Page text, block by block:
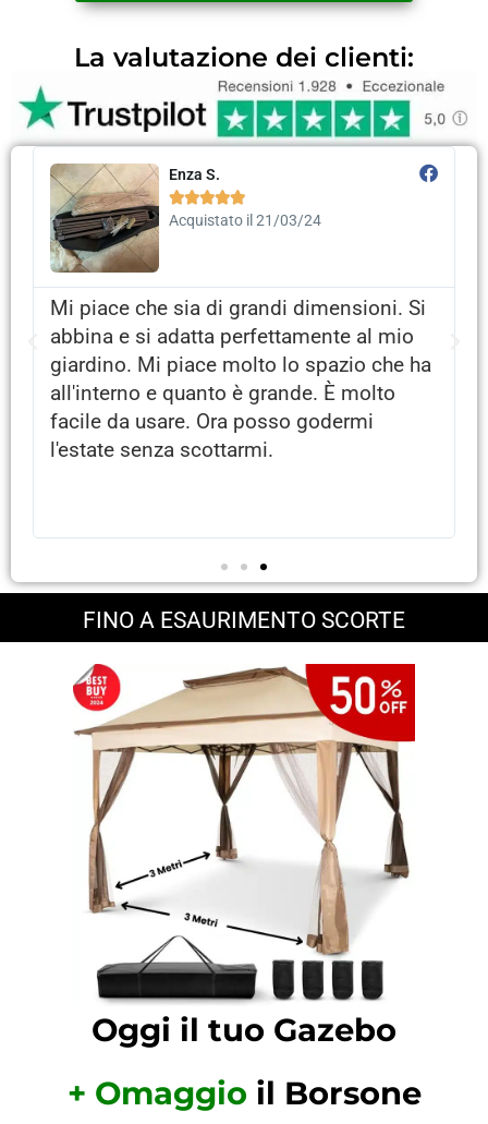
La valutazione dei clienti:
Enza S.

Acquistato il 21/03/24
Mi piace che sia di grandi dimensioni. Si
abbina e si adatta perfettamente al mio
giardino. Mi piace molto lo spazio che ha
all'interno e quanto è grande. È molto
facile da usare. Ora posso godermi
l'estate senza scottarmi.
FINO A ESAURIMENTO SCORTE
Oggi il tuo Gazebo
+ Omaggio il Borsone